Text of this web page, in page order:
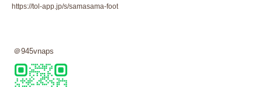
https://tol-app.jp/s/samasama-foot
＠945vnaps